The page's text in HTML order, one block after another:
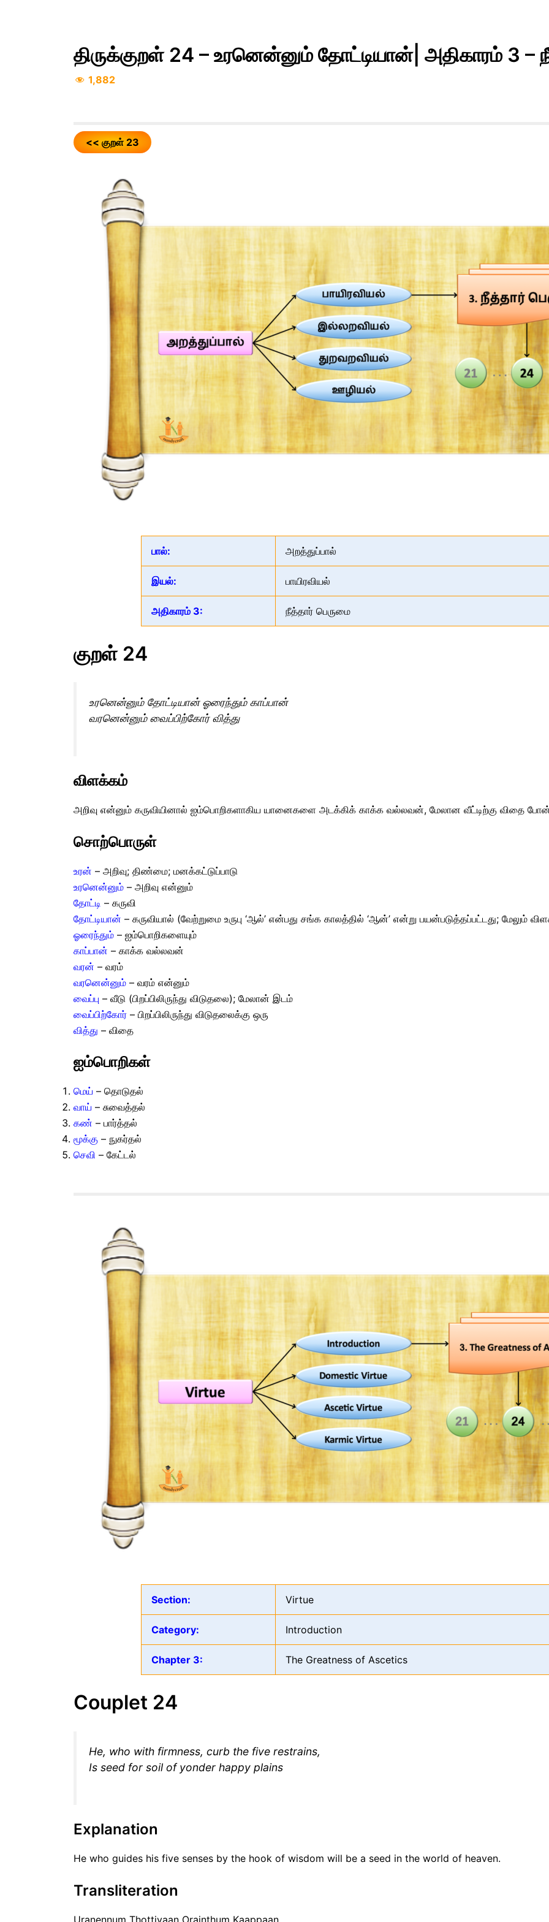
திருக்குறள் 24 – உரனென்னும் தோட்டியான்| அதிகாரம் 3 –
1,882
<< குறள் 23
பால்: அறத்துப்பால்
இயல்: பாயிரவியல்
அதிகாரம் 3: நீத்தார் பெருமை
குறள் 24
உரனென்னும் தோட்டியான் ஓரைந்தும் காப்பான்
வரனென்னும் வைப்பிற்கோர் வித்து
விளக்கம்
அறிவு என்னும்‌ கருவியினால்‌ ஐம்பொறிகளாகிய யானைகளை அடக்கிக்‌ காக்க வல்லவன்‌, மேலான வீட்டிற்கு விதை
சொற்பொருள்
உரன் – அறிவு; திண்மை; மனக்கட்டுப்பாடு
உரனென்னும் – அறிவு என்னும்
தோட்டி – கருவி
தோட்டியான் – கருவியால் (வேற்றுமை உருபு ‘ஆல்’ என்பது சங்க காலத்தில் ‘ஆன்’ என்று பயன்படுத்தப்பட்டது; மேலும்
ஓரைந்தும் – ஐம்பொறிகளையும்
காப்பான் – காக்க வல்லவன்
வரன் – வரம்
வரனென்னும் – வரம் என்னும்
வைப்பு – வீடு (பிறப்பிலிருந்து விடுதலை); மேலான் இடம்
வைப்பிற்கோர் – பிறப்பிலிருந்து விடுதலைக்கு ஒரு
வித்து – விதை
ஐம்பொறிகள்
மெய் – தொடுதல்
வாய் – சுவைத்தல்
கண் – பார்த்தல்
மூக்கு – நுகர்தல்
செவி – கேட்டல்
Section: Virtue
Category: Introduction
Chapter 3: The Greatness of Ascetics
Couplet 24
He, who with firmness, curb the five restrains,
Is seed for soil of yonder happy plains
Explanation
He who guides his five senses by the hook of wisdom will be a seed in the world of heaven.
Transliteration
Uranennum Thottiyaan Orainthum Kaappaan